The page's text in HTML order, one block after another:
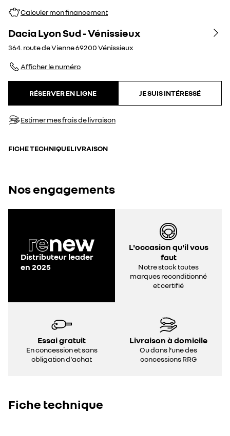
Calculer mon financement
Dacia Lyon Sud - Vénissieux
364. route de Vienne69200Vénissieux
Afficher le numéro
RÉSERVER EN LIGNE JE SUIS INTÉRESSÉ
Estimer mes frais de livraison
FICHE TECHNIQUELIVRAISON
Nos engagements
Distributeur leader
en 2025
L'occasion qu'il vous
faut
Notre stock toutes
marques reconditionné
et certifié
Essai gratuit
En concession et sans
obligation d'achat
Livraison à domicile
Ou dans l'une des
concessions RRG
Fiche technique